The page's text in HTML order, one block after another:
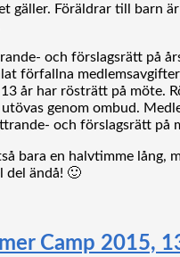
gäller. Föräldrar till barn är
och förslagsrätt på
förfallna
år har rösträtt på möte.
genom ombud.
och förslagsrätt på
bara en halvtimme lång,
del ändå! 🙂
Camp 2015,